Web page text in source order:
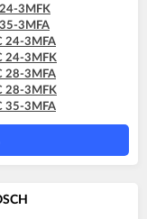
3MFK
3MFA
24-3MFA
24-3MFK
28-3MFA
28-3MFK
35-3MFA